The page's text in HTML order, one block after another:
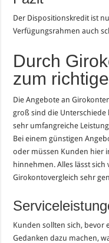
Der Dispositionskredit ist
Verfügungsrahmen auch
Durch
zum
Die Angebote an
groß sind die Unterschiede
sehr umfangreiche
Bei einem günstigen
oder müssen Kunden hier
hinnehmen. Alles lässt
Girokontovergleich sehr
Kunden sollten sich, bevor
Gedanken dazu machen,